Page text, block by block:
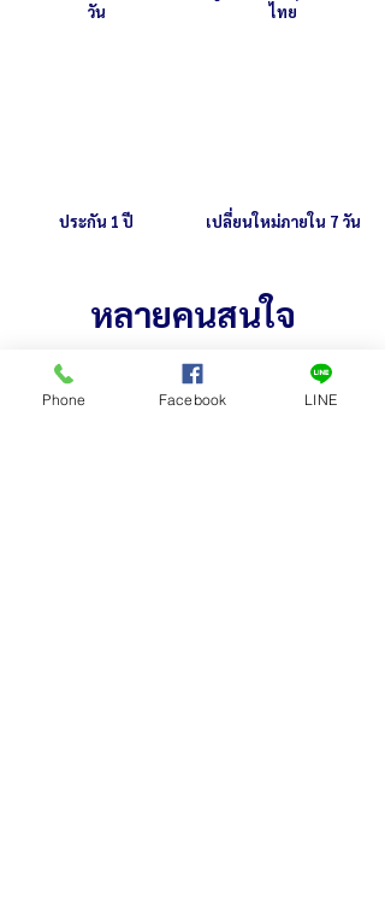
วัน
ไทย
ประกัน 1 ปี เปลี่ยนใหม่ภายใน 7 วัน
หลายคนสนใจ
Phone Facebook LINE